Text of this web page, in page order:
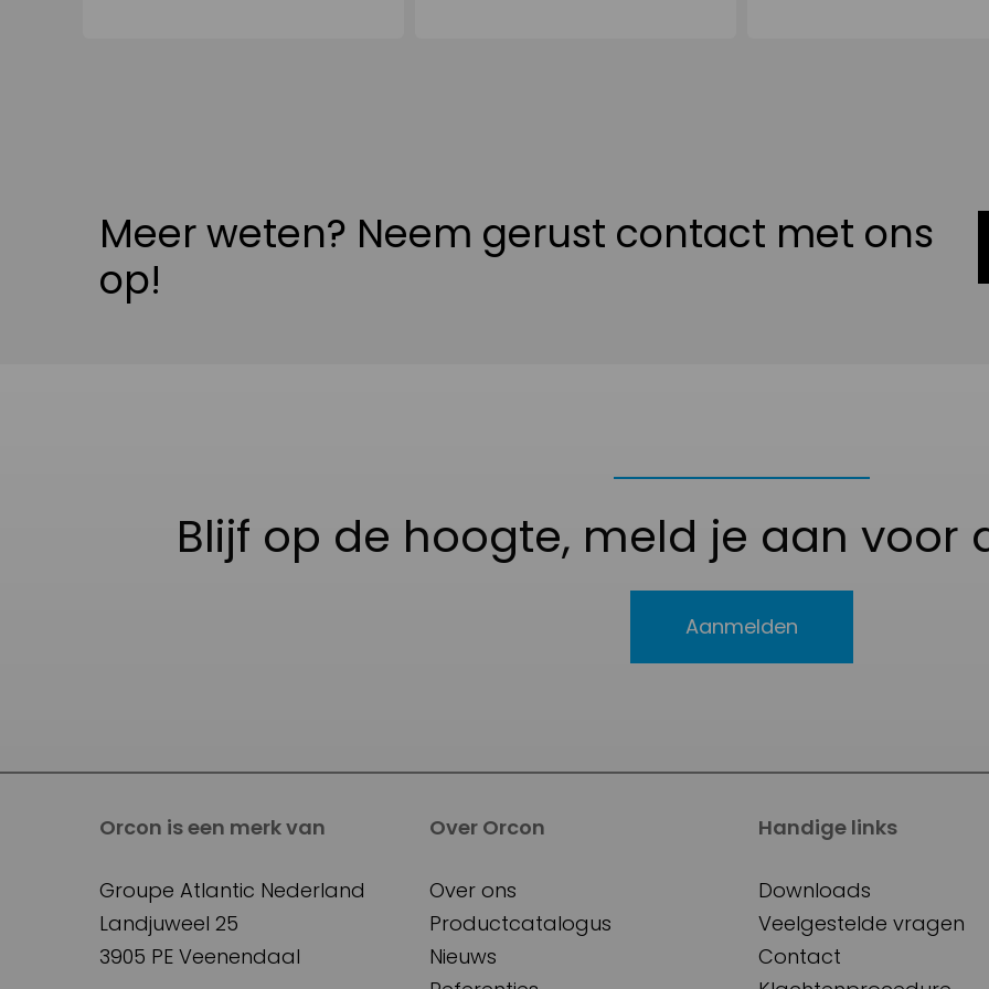
Meer weten? Neem gerust contact met ons
op!
Blijf op de hoogte, meld je aan voor
Aanmelden
Orcon is een merk van
Groupe Atlantic Nederland
Landjuweel 25
3905 PE Veenendaal
Over Orcon
Over ons
Productcatalogus
Nieuws
Handige links
Downloads
Veelgestelde vragen
Contact